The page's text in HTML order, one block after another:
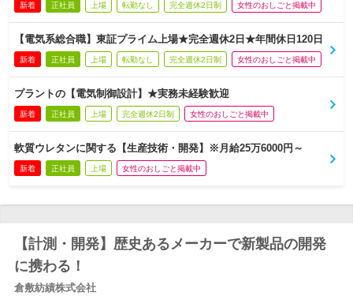
新着 正社員 上場 転勤なし 完全週休2日制 女性のおしごと掲載中
【電気系総合職】東証プライム上場★完全週休2日★年間休日120日
新着 正社員 上場 転勤なし 完全週休2日制 女性のおしごと掲載中
プラントの【電気制御設計】★実務未経験歓迎
新着 正社員 上場 完全週休2日制 女性のおしごと掲載中
軟質ウレタンに関する【生産技術・開発】※月給25万6000円～
新着 正社員 上場 女性のおしごと掲載中
【計測・開発】歴史あるメーカーで新製品の開発
に携わる！
倉敷紡績株式会社